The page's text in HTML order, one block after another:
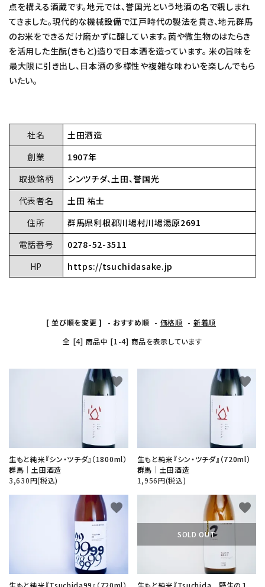
点を構える酒蔵です。地元では、誉国光という地酒の名で親しまれ
てきました。現代的な機械設備で江戸時代の製法を貫き、地元群馬
のお米をできるだけ磨かずに醸しています。菌や微生物のはたらき
を活用した生酛(きもと)造りで日本酒を造っています。 米の旨味を
最大限に引き出し、日本酒の多様性や複雑な味わいを楽しんでもら
いたい。
社名
土田酒造
創業
1907年
取扱銘柄
シンツチダ、土田、誉国光
代表者名
土田 祐士
住所
群馬県利根郡川場村川場湯原2691
電話番号
0278-52-3511
HP
https://tsuchidasake.jp
[ 並び順を変更 ] - おすすめ順 - 価格順 - 新着順
全 [4] 商品中 [1-4] 商品を表示しています
生もと純米『シン・ツチダ』（1800ml）
群馬│土田酒造
3,630円(税込)
favorite
生もと純米『シン・ツチダ』（720ml）
群馬│土田酒造
1,956円(税込)
favorite
favorite
SOLD OUT
favorite
キーワード
検索する
close